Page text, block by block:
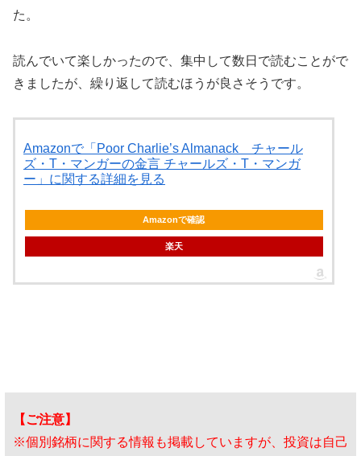
た。
読んでいて楽しかったので、集中して数日で読むことがで
きましたが、繰り返して読むほうが良さそうです。
Amazonで「Poor Charlie’s Almanack チャール
ズ・T・マンガーの金言 チャールズ・T・マンガ
ー」に関する詳細を見る
Amazonで確認
楽天
【ご注意】
※個別銘柄に関する情報も掲載していますが、投資は自己